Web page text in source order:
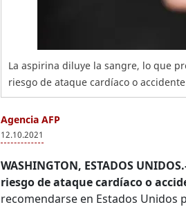
La aspirina diluye la sangre, lo que
riesgo de ataque cardíaco o
Agencia AFP
12.10.2021
WASHINGTON, ESTADOS
riesgo de ataque cardíaco o
recomendarse en Estados Unidos